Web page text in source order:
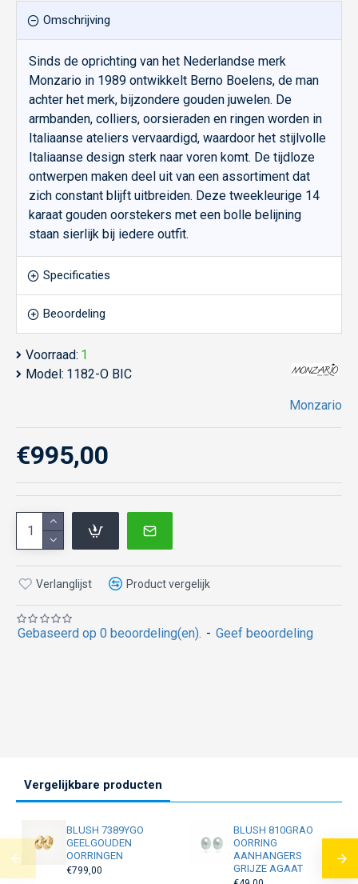
Omschrijving
Sinds de oprichting van het Nederlandse merk
Monzario in 1989 ontwikkelt Berno Boelens, de man
achter het merk, bijzondere gouden juwelen. De
armbanden, colliers, oorsieraden en ringen worden in
Italiaanse ateliers vervaardigd, waardoor het stijlvolle
Italiaanse design sterk naar voren komt. De tijdloze
ontwerpen maken deel uit van een assortiment dat
zich constant blijft uitbreiden. Deze tweekleurige 14
karaat gouden oorstekers met een bolle belijning
staan sierlijk bij iedere outfit.
Specificaties
Beoordeling
Voorraad: 1
Model: 1182-O BIC
Monzario
Gebaseerd op 0 beoordeling(en). - Geef beoordeling
€995,00
Verlanglijst Product vergelijk
Vergelijkbare producten
BLUSH 7389YGO
GEELGOUDEN
OORRINGEN
€799,00
BLUSH 810GRAO
OORRING
AANHANGERS
GRIJZE AGAAT